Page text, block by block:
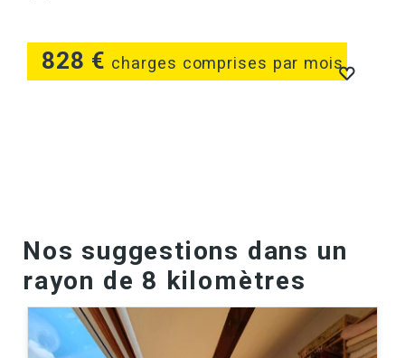
828 € charges comprises par mois
Nos suggestions dans un
rayon de 8 kilomètres